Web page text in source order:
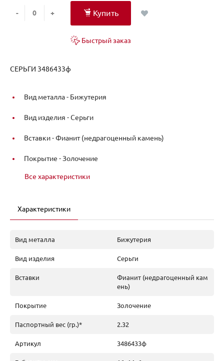
- + Купить
Быстрый заказ
СЕРЬГИ 3486433ф
Вид металла - Бижутерия
Вид изделия -Серьги
Вставки -Фианит (недрагоценный камень)
Покрытие -Золочение
Все характеристики
Характеристики
Вид металла Бижутерия
Вид изделия Серьги
Вставки
Фианит (недрагоценный кам
ень)
Покрытие Золочение
Паспортный вес (гр.)* 2.32
Артикул 3486433ф